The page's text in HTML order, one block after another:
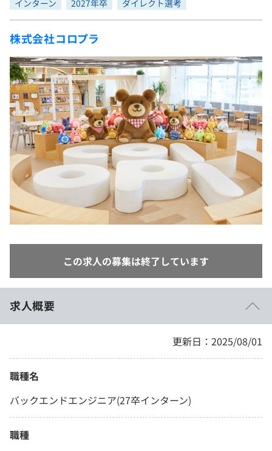
新卒エージェント
イベント・セミナー
インタビュー
就活成功ガイド
問題集
4択課題
ナレッジ
リファレンス
プラン
個人向けプラン
法人向けプラン
学校向けプラン
評価結果一覧
再チャレンジ結果一覧
Tech Team Journal
paiza times
note
paizaとは？
インターン 2027年卒 ダイレクト選考
株式会社コロプラ
この求人の募集は終了しています
求人概要
更新日：2025/08/01
職種名
バックエンドエンジニア(27卒インターン)
職種